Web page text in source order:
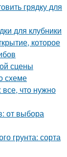
грядку для
для клубники
которое
сцены
схеме
что нужно
от выбора
грунта: сорта